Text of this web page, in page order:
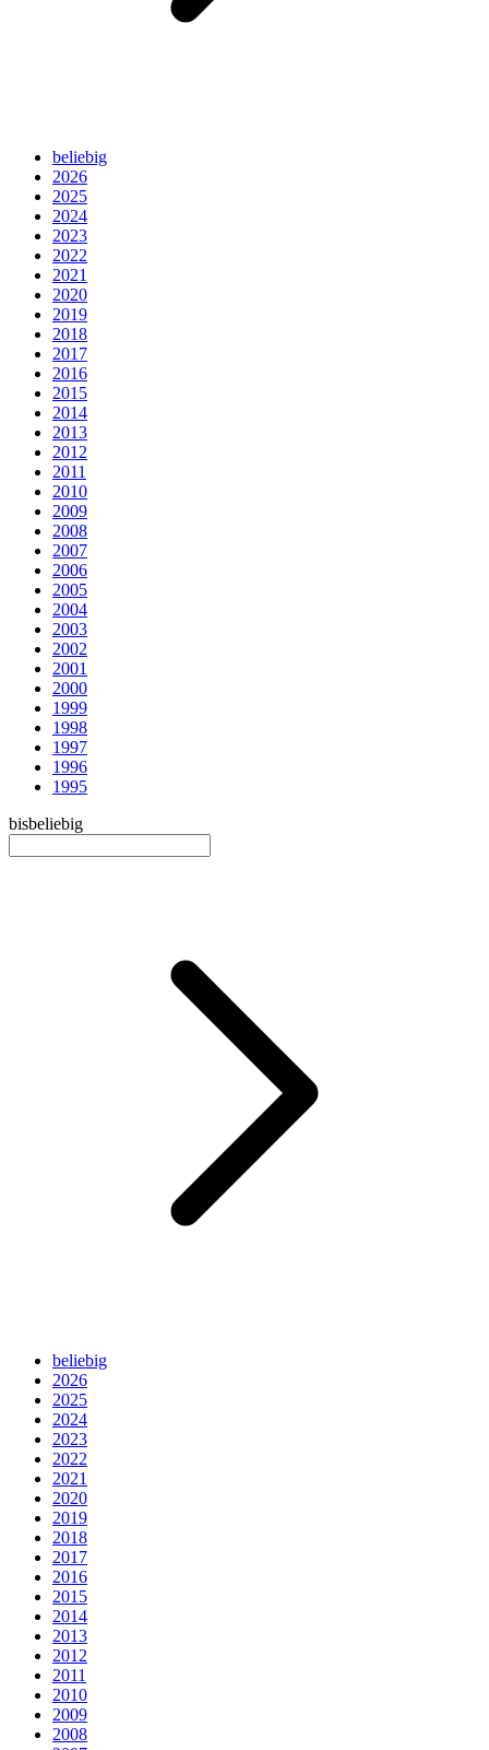
beliebig
2026
2025
2024
2023
2022
2021
2020
2019
2018
2017
2016
2015
2014
2013
2012
2011
2010
2009
2008
2007
2006
2005
2004
2003
2002
2001
2000
1999
1998
1997
1996
1995
bisbeliebig
beliebig
2026
2025
2024
2023
2022
2021
2020
2019
2018
2017
2016
2015
2014
2013
2012
2011
2010
2009
2008